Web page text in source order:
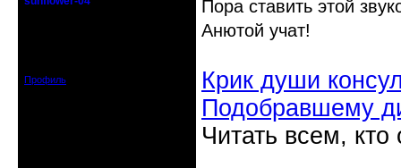
Профиль
Пора ставить этой
Анютой учат!
Крик души
Подобравшему
Читать всем,